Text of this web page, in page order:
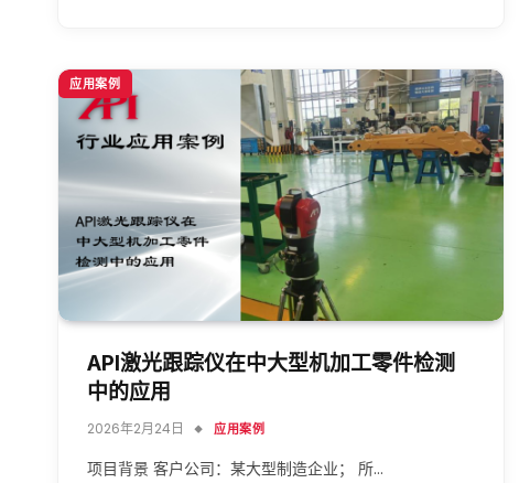
应用案例
API激光跟踪仪在中大型机加工零件检测
中的应用
2026年2月24日 应用案例
项目背景 客户公司：某大型制造企业； 所…